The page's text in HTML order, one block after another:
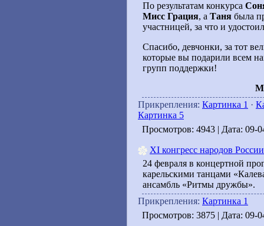
По результатам конкурса
Мисс Грация, а Таня была
участницей, за что и
Спасибо, девчонки, за тот
которые вы подарили всем
групп поддержки!
Прикрепления: Картинка 1 ·
Картинка 5
Просмотров: 4943 | Дата: 09-
XI конгресс народов России
24 февраля в концертной
карельскими танцами
ансамбль «Ритмы дружбы».
Прикрепления: Картинка 1
Просмотров: 3875 | Дата: 09-